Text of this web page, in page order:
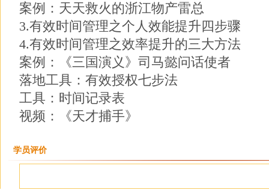
案例：天天救火的浙江物产雷总
3.有效时间管理之个人效能提升四步骤
4.有效时间管理之效率提升的三大方法
案例：《三国演义》司马懿问话使者
落地工具：有效授权七步法
工具：时间记录表
视频：《天才捕手》
学员评价